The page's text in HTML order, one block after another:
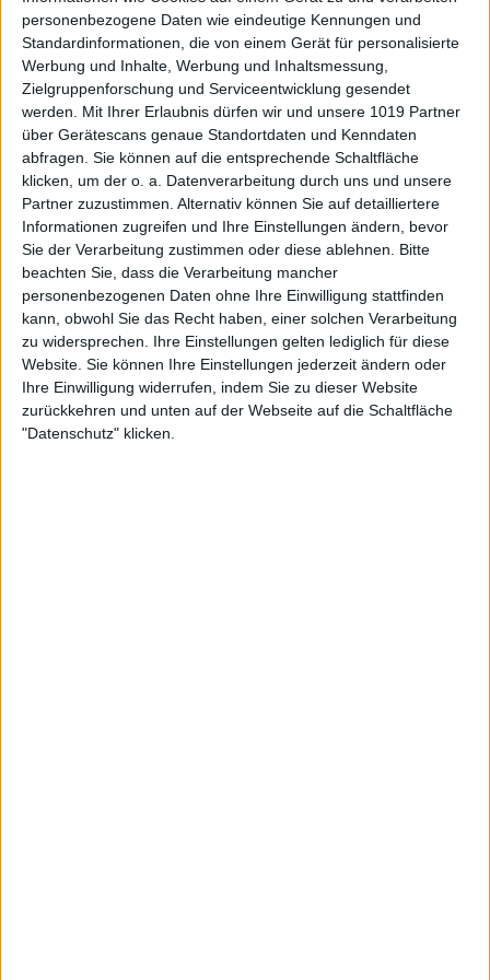
personenbezogene Daten wie eindeutige Kennungen und
Standardinformationen, die von einem Gerät für personalisierte
Werbung und Inhalte, Werbung und Inhaltsmessung,
Zielgruppenforschung und Serviceentwicklung gesendet
werden.
Mit Ihrer Erlaubnis dürfen wir und unsere 1019 Partner
über Gerätescans genaue Standortdaten und Kenndaten
abfragen. Sie können auf die entsprechende Schaltfläche
klicken, um der o. a. Datenverarbeitung durch uns und unsere
Partner zuzustimmen. Alternativ können Sie auf detailliertere
Informationen zugreifen und Ihre Einstellungen ändern, bevor
Sie der Verarbeitung zustimmen oder diese ablehnen.
Bitte
beachten Sie, dass die Verarbeitung mancher
personenbezogenen Daten ohne Ihre Einwilligung stattfinden
kann, obwohl Sie das Recht haben, einer solchen Verarbeitung
zu widersprechen. Ihre Einstellungen gelten lediglich für diese
Website. Sie können Ihre Einstellungen jederzeit ändern oder
Ihre Einwilligung widerrufen, indem Sie zu dieser Website
zurückkehren und unten auf der Webseite auf die Schaltfläche
"Datenschutz" klicken.